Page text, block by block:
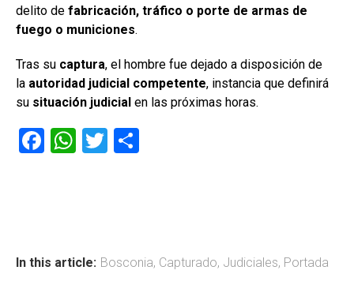
delito de fabricación, tráfico o porte de armas de
fuego o municiones.
Tras su captura, el hombre fue dejado a disposición de
la autoridad judicial competente, instancia que definirá
su situación judicial en las próximas horas.
F
ok
W
p
T
tir
In this article: Bosconia, Capturado, Judiciales, Portada